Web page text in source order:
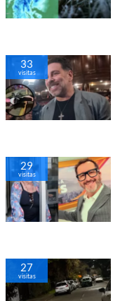
33
visitas
29
visitas
27
visitas